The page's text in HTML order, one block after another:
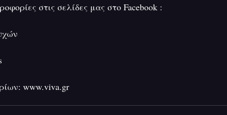
στις σελίδες μας στο Facebook :
www.viva.gr